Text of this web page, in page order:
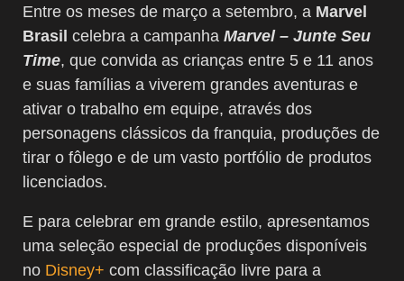
Entre os meses de março a setembro, a Marvel
Brasil celebra a campanha Marvel – Junte Seu
Time, que convida as crianças entre 5 e 11 anos
e suas famílias a viverem grandes aventuras e
ativar o trabalho em equipe, através dos
personagens clássicos da franquia, produções de
tirar o fôlego e de um vasto portfólio de produtos
licenciados.
E para celebrar em grande estilo, apresentamos
uma seleção especial de produções disponíveis
no Disney+ com classificação livre para a